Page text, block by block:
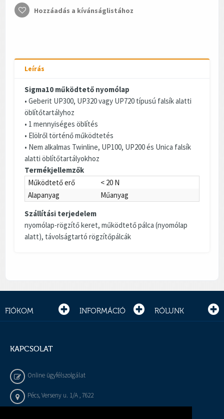
Hozzáadás a kívánságlistához
Leírás
Sigma10 működtető nyomólap
• Geberit UP300, UP320 vagy UP720 típusú falsík alatti
öblítőtartályhoz
• 1 mennyiséges öblítés
• Elölről történő működtetés
• Nem alkalmas Twinline, UP100, UP200 és Unica falsík
alatti öblítőtartályokhoz
Termékjellemzők
Működtető erő
< 20 N
Alapanyag
Műanyag
Szállítási terjedelem
nyomólap-rögzítő keret, működtető pálca (nyomólap
alatt), távolságtartó rögzítőpálcák
FIÓKOM INFORMÁCIÓ RÓLUNK
KAPCSOLAT
Online ügyfélszolgálat
Pécs, Verseny u. 1/A , 7622